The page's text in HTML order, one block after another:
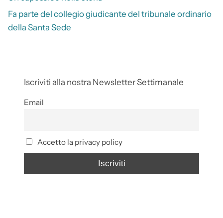
Fa parte del collegio giudicante del tribunale ordinario
della Santa Sede
Iscriviti alla nostra Newsletter Settimanale
Email
Accetto la privacy policy